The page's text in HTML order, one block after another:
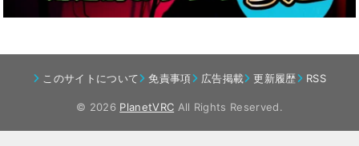
このサイトについて 免責事項 広告掲載 更新履歴 RSS
© 2026 PlanetVRC All Rights Reserved.